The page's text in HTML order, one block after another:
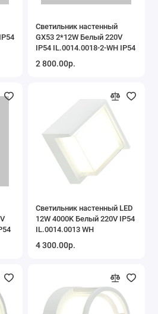
Светильник настенный
GX53 2*12W Белый 220V
IP54 IL.0014.0018-2-WH IP54
2 800.00р.
Светильник настенный LED
12W 4000K Белый 220V IP54
IL.0014.0013 WH
4 300.00р.